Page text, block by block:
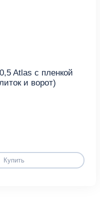
Atlas с пленкой
и ворот)
Купить